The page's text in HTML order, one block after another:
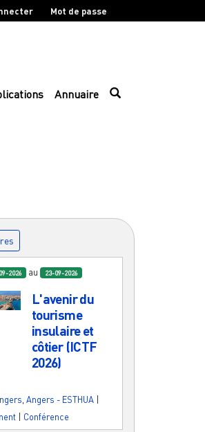
Mot de passe
Annuaire
2026 au 23-09-2026
L'avenir du
tourisme
insulaire et
côtier (ICTF
2026)
Angers - ESTHUA
Conférence